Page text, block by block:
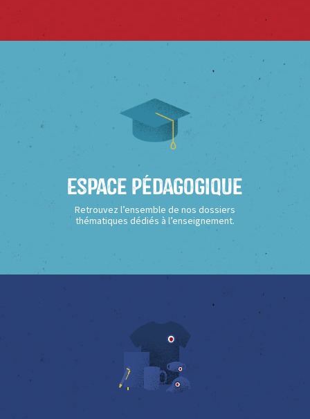
Espace Pédagogique
Retrouvez l’ensemble de nos dossiers
thématiques dédiés à l’enseignement.